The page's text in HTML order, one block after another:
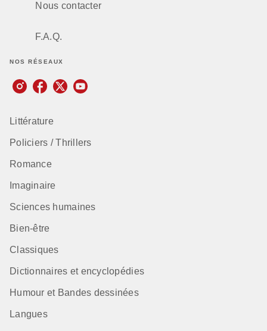
Nous contacter
F.A.Q.
NOS RÉSEAUX
Littérature
Policiers / Thrillers
Romance
Imaginaire
Sciences humaines
Bien-être
Classiques
Dictionnaires et encyclopédies
Humour et Bandes dessinées
Langues